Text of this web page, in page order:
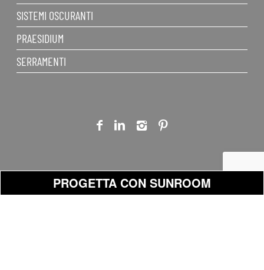
PROGETTA CON SUNROOM
SISTEMI OSCURANTI
PRAESIDIUM
SERRAMENTI